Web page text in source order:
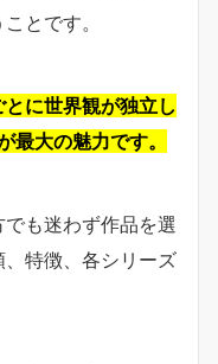
とです。
に世界観が独立し
大の魅力です。
も迷わず作品を選
特徴、各シリーズ